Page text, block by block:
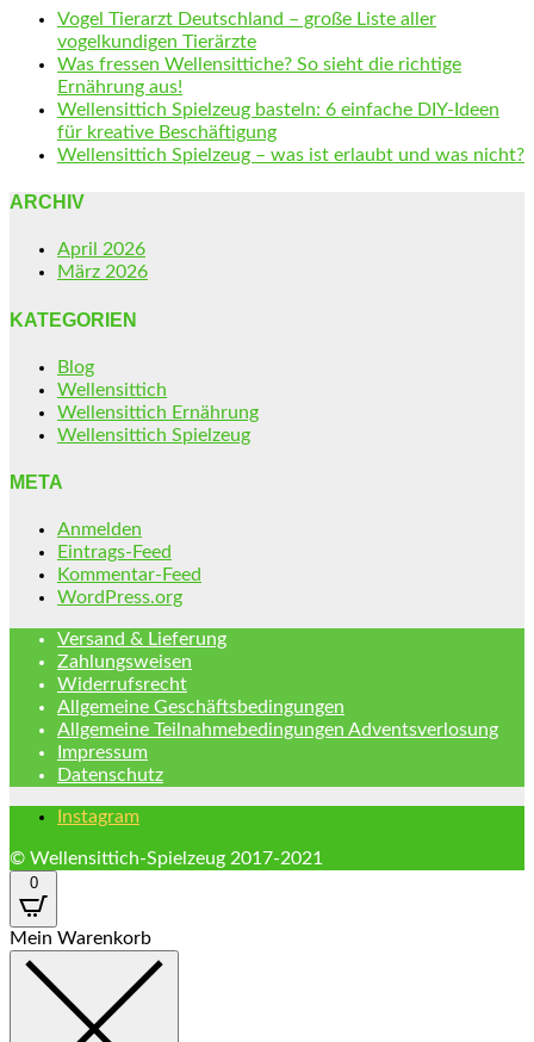
Vogel Tierarzt Deutschland – große Liste aller
vogelkundigen Tierärzte
Was fressen Wellensittiche? So sieht die richtige
Ernährung aus!
Wellensittich Spielzeug basteln: 6 einfache DIY-Ideen
für kreative Beschäftigung
Wellensittich Spielzeug – was ist erlaubt und was nicht?
ARCHIV
April 2026
März 2026
KATEGORIEN
Blog
Wellensittich
Wellensittich Ernährung
Wellensittich Spielzeug
META
Anmelden
Eintrags-Feed
Kommentar-Feed
WordPress.org
Versand & Lieferung
Zahlungsweisen
Widerrufsrecht
Allgemeine Geschäftsbedingungen
Allgemeine Teilnahmebedingungen Adventsverlosung
Impressum
Datenschutz
Instagram
© Wellensittich-Spielzeug 2017-2021
0
Mein Warenkorb